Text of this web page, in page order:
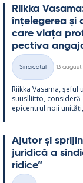
Riikka
înțe­le­ge­rea și
care viața
pec­tiva
Categorii
Sindicatul
13 august
Riikka Va­sama,
suusl­liitto,
epicent­rul noii
Aju­tor și
ju­ri­dică a
ri­dice”